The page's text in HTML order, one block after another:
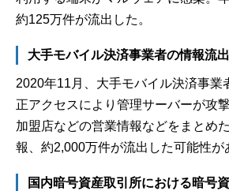
約125万件が流出した。
大手モバイル決済事業者の情報流出
2020年11月、大手モバイル決済事業
正アクセスにより管理サーバーが攻
加盟店などの営業情報などをまとめ
報、約2,000万件が流出した可能性が
国内暗号資産取引所における暗号